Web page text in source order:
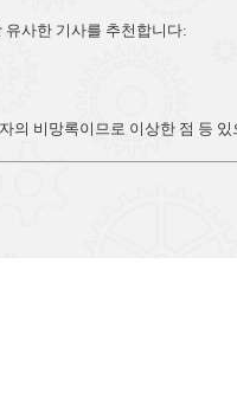
사한 기사를 추천합니다:
비망록이므로 이상한 점 등